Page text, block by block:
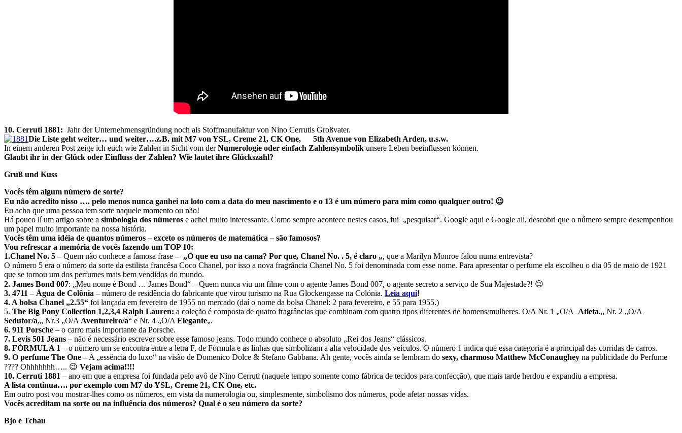
10. Cerruti 1881: Jahr der Unternehmensgründung noch als Stoffmanufaktur von Nino Cerrutis Großvater.
Die Liste geht weiter… und weiter….z.B. mit M7 von YSL, Creme 21, CK One, 5th Avenue von Elizabeth Arden, u.s.w.
In einem anderen Post zeige ich euch wie Zahlen in Sicht vom derNumerologie oder einfach Zahlensymbolik unsere Leben beeinflussen können.
Glaubt ihr in der Glück oder Einfluss der Zahlen? Wie lautet ihre Glückszahl?
Gruß und Kuss
Vocês têm algum número de sorte?
Eu não acredito nisso …. pelo menos nunca ganhei na loto com a data do meu nascimento e o 13 é um número para mim como qualquer outro! 😉
Eu acho que uma pessoa tem sorte naquele momento ou não!
Há pouco lí um artigo sobre a simbologia dos números e achei muito interessante. Como sempre acontece nestes casos, fui „pesquisar“. Google aqui e Google ali, descobri que o número sempre desempenhou
um papel muito importante na nossa história.
Vocês têm uma idéia de quantos números – exceto os números de matemática – são famosos?
Vou refrescar a memória de vocês fazendo um TOP 10:
1.Chanel No. 5 – Quem não conhece a famosa frase – „O que eu uso na cama? Por que, Chanel No. . 5, é claro „, que a Marilyn Monroe falou numa entrevista?
O número 5 era o número da sorte da estilista francêsa Coco Chanel, por isso a nova fragrância Chanel No. 5 foi denominada com esse nome. Para apresentar o perfume ela escolheu o dia 05 de maio de 1921
que se tornou um dos perfumes mais bem vendidos do mundo.
2. James Bond 007: „Meu nome é Bond … James Bond“ – Quem nunca viu um filme com o agente James Bond 007, o agente secreto a serviço de Sua Majestade?! 😉
3. 4711 – Água de Colônia – número de residência do fabricante que virou turismo na Rua Glockengasse na Colónia. Leia aqui!
4. A bolsa Chanel „2.55“ foi lançada em fevereiro de 1955 no mercado (daí o nome da bolsa Chanel: 2 para fevereiro, e 55 para 1955.)
5. The Big Pony Collection 1,2,3,4 Ralph Lauren: a coleção é composta de quatro fragrâncias que combinam com quatro tipos diferentes de homens/mulheres. O/A Nr. 1 „O/A Atleta„, Nr. 2 „O/A
Sedutor/a„, Nr.3 „O/A Aventureiro/a“ e Nr. 4 „O/A Elegante„.
6. 911 Porsche – o carro mais importante da Porsche.
7. Levis 501 Jeans – não é necessário escrever sobre esse famoso jeans. Todo mundo conhece o absoluto „Rei dos Jeans“ clássicos.
8. FÓRMULA 1 – o número um se encontra entre a letra F, de Fórmula e as linhas que simbolizam a alta velocidade dos veículos. O número 1 indica que essa categoria é a principal das corridas de carros.
9. O perfume The One – A „essência do luxo“ na visão de Domenico Dolce & Stefano Gabbana. Ah gente, vocês ainda se lembram do sexy, charmoso Matthew McConaughey na publicidade do Perfume
???? Ohhhhhhh….. 😉 Vejam acima!!!!
10. Cerruti 1881 – ano em que a empresa foi fundada pelo avô de Nino Cerruti (naquele tempo somente como fábrica de tecidos para confecção), que mais tarde herdou e expandiu a empresa.
A lista continua…. por exemplo com M7 do YSL, Creme 21, CK One, etc.
Em outro post vou mostrar-lhes como os números, em vista da numerologia ou, simplesmente, simbolismo dos números, pode afetar nossas vidas.
Vocês acreditam na sorte ou na influência dos números? Qual é o seu número da sorte?
Bjo e Tchau